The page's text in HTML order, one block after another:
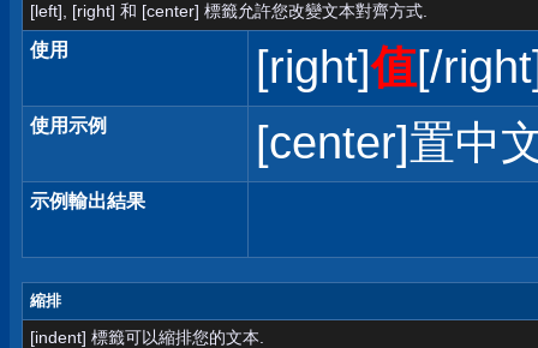
[left], [right] 和 [center] 標籤允許您改變文本對齊方式.
使用 [right]值[/
使用示例 [center]置中
示例輸出結果
縮排
[indent] 標籤可以縮排您的文本.